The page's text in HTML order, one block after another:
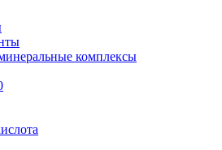
комплексы